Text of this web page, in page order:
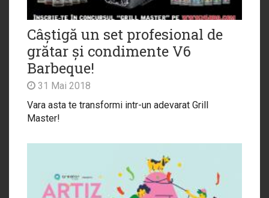
Câștigă un set profesional de
grătar și condimente V6
Barbeque!
31 Mai 2018
Vara asta te transformi intr-un adevarat Grill
Master!